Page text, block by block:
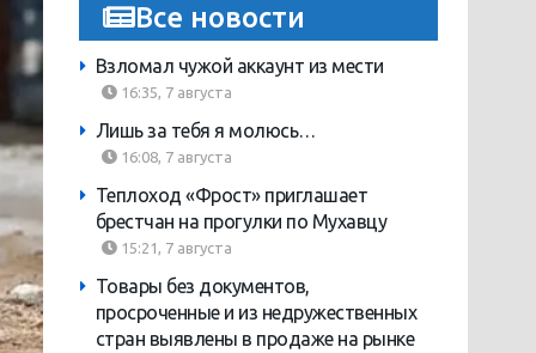
Все новости
Взломал чужой аккаунт из мести
16:35, 7 августа
Лишь за тебя я молюсь…
16:08, 7 августа
Теплоход «Фрост» приглашает
брестчан на прогулки по Мухавцу
15:21, 7 августа
Товары без документов,
просроченные и из недружественных
стран выявлены в продаже на рынке